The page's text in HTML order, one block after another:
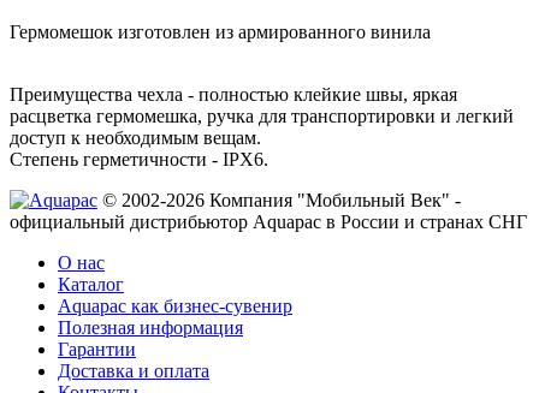
Гермомешок изготовлен из армированного винила
Преимущества чехла - полностью клейкие швы, яркая
расцветка гермомешка, ручка для транспортировки и легкий
доступ к необходимым вещам.
Степень герметичности - IPX6.
© 2002-2026 Компания "Мобильный Век" -
официальный дистрибьютор Aquapac в России и странах СНГ
О нас
Каталог
Aquapac как бизнес-сувенир
Полезная информация
Гарантии
Доставка и оплата